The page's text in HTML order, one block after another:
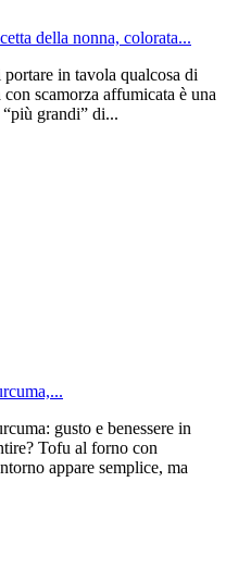
della nonna, colorata...
in tavola qualcosa di
scamorza affumicata è una
grandi” di...
gusto e benessere in
Tofu al forno con
appare semplice, ma